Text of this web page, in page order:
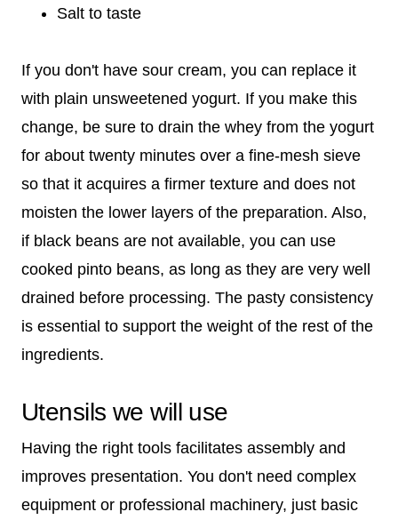
Salt to taste
If you don't have sour cream, you can replace it
with plain unsweetened yogurt. If you make this
change, be sure to drain the whey from the yogurt
for about twenty minutes over a fine-mesh sieve
so that it acquires a firmer texture and does not
moisten the lower layers of the preparation. Also,
if black beans are not available, you can use
cooked pinto beans, as long as they are very well
drained before processing. The pasty consistency
is essential to support the weight of the rest of the
ingredients.
Utensils we will use
Having the right tools facilitates assembly and
improves presentation. You don't need complex
equipment or professional machinery, just basic